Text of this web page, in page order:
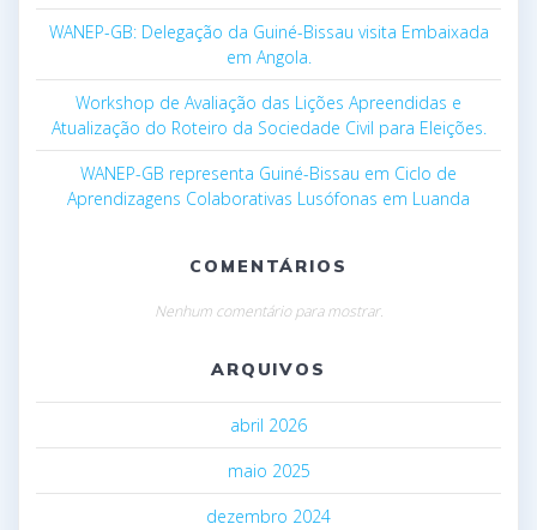
WANEP-GB: Delegação da Guiné-Bissau visita Embaixada
em Angola.
Workshop de Avaliação das Lições Apreendidas e
Atualização do Roteiro da Sociedade Civil para Eleições.
WANEP-GB representa Guiné-Bissau em Ciclo de
Aprendizagens Colaborativas Lusófonas em Luanda
COMENTÁRIOS
Nenhum comentário para mostrar.
ARQUIVOS
abril 2026
maio 2025
dezembro 2024